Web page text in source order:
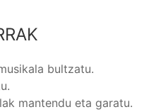
bultzatu.
mantendu eta garatu.